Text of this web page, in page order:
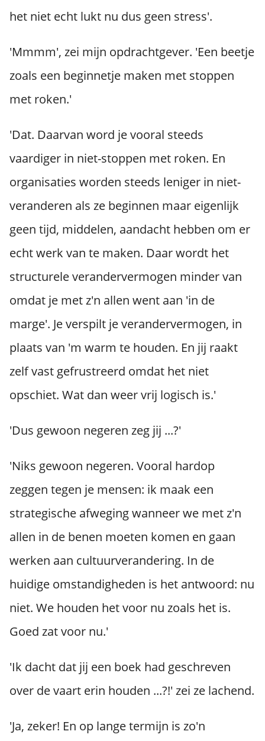
het niet echt lukt nu dus geen stress'.
'Mmmm', zei mijn opdrachtgever. 'Een beetje
zoals een beginnetje maken met stoppen
met roken.'
'Dat. Daarvan word je vooral steeds
vaardiger in niet-stoppen met roken. En
organisaties worden steeds leniger in niet-
veranderen als ze beginnen maar eigenlijk
geen tijd, middelen, aandacht hebben om er
echt werk van te maken. Daar wordt het
structurele verandervermogen minder van
omdat je met z'n allen went aan 'in de
marge'. Je verspilt je verandervermogen, in
plaats van 'm warm te houden. En jij raakt
zelf vast gefrustreerd omdat het niet
opschiet. Wat dan weer vrij logisch is.'
'Dus gewoon negeren zeg jij ...?'
'Niks gewoon negeren. Vooral hardop
zeggen tegen je mensen: ik maak een
strategische afweging wanneer we met z'n
allen in de benen moeten komen en gaan
werken aan cultuurverandering. In de
huidige omstandigheden is het antwoord: nu
niet. We houden het voor nu zoals het is.
Goed zat voor nu.'
'Ik dacht dat jij een boek had geschreven
over de vaart erin houden ...?!' zei ze lachend.
'Ja, zeker! En op lange termijn is zo'n